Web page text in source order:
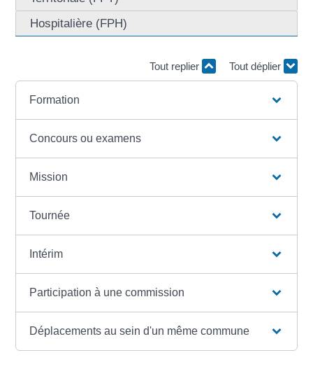
Hospitalière (FPH)
Tout replier Tout déplier
Formation
Concours ou examens
Mission
Tournée
Intérim
Participation à une commission
Déplacements au sein d'un même commune